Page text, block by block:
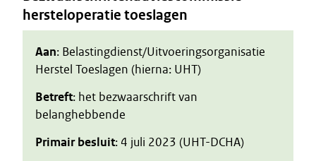
hersteloperatie toeslagen
Aan: Belastingdienst/Uitvoeringsorganisatie
Herstel Toeslagen (hierna: UHT)
Betreft: het bezwaarschrift van
belanghebbende
Primair besluit: 4 juli 2023 (UHT-DCHA)